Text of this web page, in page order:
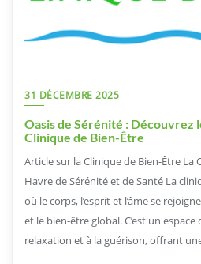
31 DÉCEMBRE 2025
Oasis de Sérénité : Découvrez
Clinique de Bien-Être
Article sur la Clinique de Bien-Être La
Havre de Sérénité et de Santé La
où le corps, l’esprit et l’âme se
et le bien-être global. C’est un
relaxation et à la guérison, offrant